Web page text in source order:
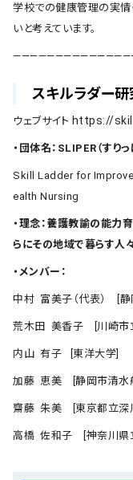
学校での健康管理の実情
いと考えています。
スキルラダー
ウェブサイト https://
・団体名：SLIPER（すりっ
Skill Ladder for
ealth Nursing
・理念：養護教諭の能力
らにその地域で暮らす人
・メンバー：
中村 富美子（代表） [
荒木田 美香子 [川崎市
内山 有子 [東洋大学]
加藤 恵美 [静岡市清水
齋藤 朱美 [東京都立深
高橋 佐和子 [神奈川県